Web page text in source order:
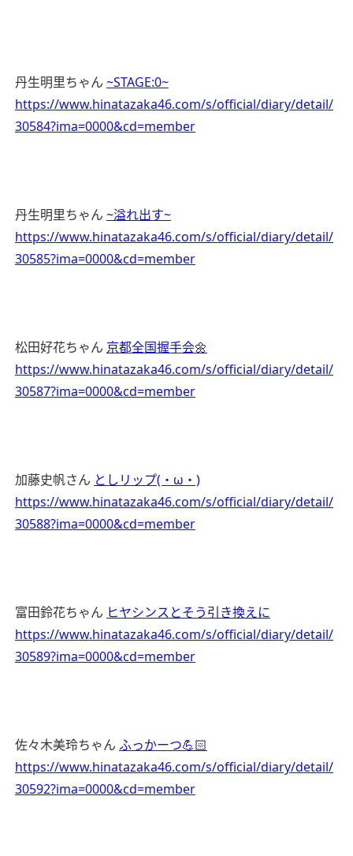
丹生明里ちゃん ~STAGE:0~
https://www.hinatazaka46.com/s/official/diary/detail/
30584?ima=0000&cd=member
丹生明里ちゃん ~溢れ出す~
https://www.hinatazaka46.com/s/official/diary/detail/
30585?ima=0000&cd=member
松田好花ちゃん 京都全国握手会🌼
https://www.hinatazaka46.com/s/official/diary/detail/
30587?ima=0000&cd=member
加藤史帆さん としリップ(・ω・)
https://www.hinatazaka46.com/s/official/diary/detail/
30588?ima=0000&cd=member
富田鈴花ちゃん ヒヤシンスとそう引き換えに
https://www.hinatazaka46.com/s/official/diary/detail/
30589?ima=0000&cd=member
佐々木美玲ちゃん ふっかーつ💪🏻
https://www.hinatazaka46.com/s/official/diary/detail/
30592?ima=0000&cd=member